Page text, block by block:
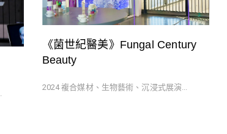
《菌世紀醫美》Fungal Century
Beauty
2024 複合媒材、生物藝術、沉浸式展演...